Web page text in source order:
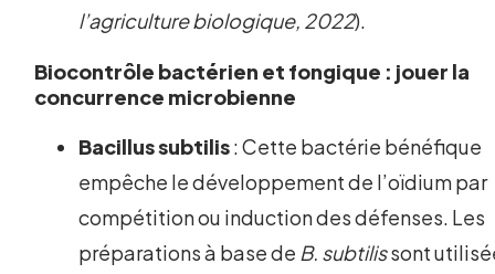
l’agriculture biologique, 2022).
Biocontrôle bactérien et fongique : jouer la
concurrence microbienne
Bacillus subtilis: Cette bactérie bénéfique
empêche le développement de l’oïdium par
compétition ou induction des défenses. Les
préparations à base de B. subtilissont